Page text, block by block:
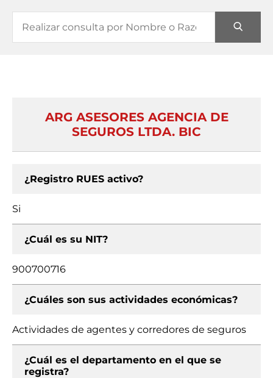
ARG ASESORES AGENCIA DE
SEGUROS LTDA. BIC
¿Registro RUES activo?
Si
¿Cuál es su NIT?
900700716
¿Cuáles son sus actividades económicas?
Actividades de agentes y corredores de seguros
¿Cuál es el departamento en el que se
registra?